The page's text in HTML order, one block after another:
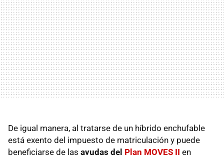
De igual manera, al tratarse de un híbrido enchufable
está exento del impuesto de matriculación y puede
beneficiarse de las ayudas del Plan MOVES II en